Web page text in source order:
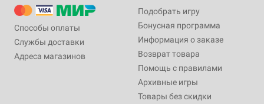
Способы оплаты
Службы доставки
Адреса магазинов
Подобрать игру
Бонусная программа
Информация о заказе
Возврат товара
Помощь с правилами
Архивные игры
Товары без скидки